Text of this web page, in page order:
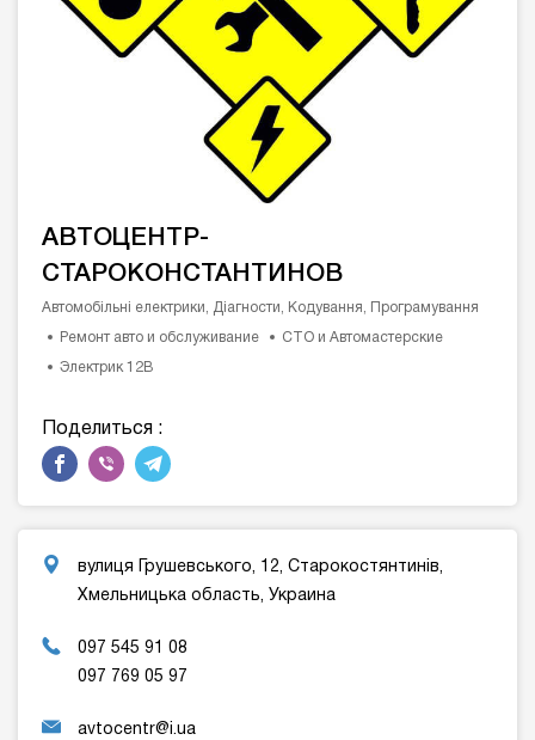
АВТОЦЕНТР-
СТАРОКОНСТАНТИНОВ
Автомобільні електрики, Діагности, Кодування, Програмування
Ремонт авто и обслуживание СТО и Автомастерские
Электрик 12В
Поделиться :
вулиця Грушевського, 12, Старокостянтинів,
Хмельницька область, Украина
097 545 91 08
097 769 05 97
avtocentr@i.ua